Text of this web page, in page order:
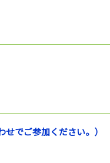
せでご参加ください。）